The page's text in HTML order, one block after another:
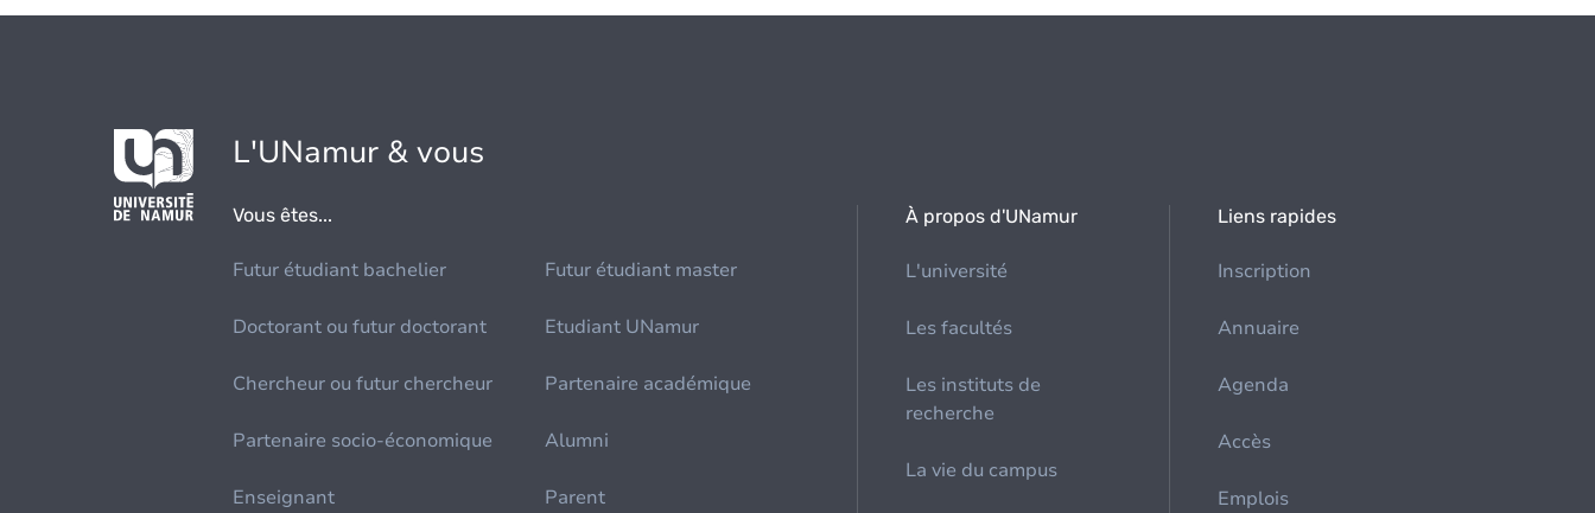
L'UNamur & vous
Vous êtes...
Futur étudiant bachelier Futur étudiant master
Doctorant ou futur doctorant Etudiant UNamur
Chercheur ou futur chercheur Partenaire académique
Partenaire socio-économique Alumni
Enseignant Parent
À propos d'UNamur
L'université
Les facultés
Les instituts de
recherche
La vie du campus
Liens rapides
Inscription
Annuaire
Agenda
Accès
Emplois